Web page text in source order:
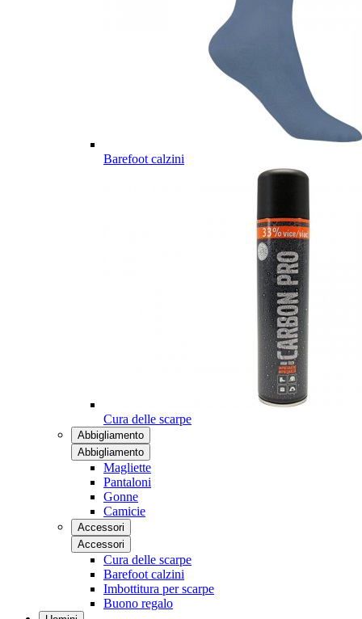
Barefoot calzini
Cura delle scarpe
Abbigliamento
Abbigliamento
Magliette
Pantaloni
Gonne
Camicie
Accessori
Accessori
Cura delle scarpe
Barefoot calzini
Imbottitura per scarpe
Buono regalo